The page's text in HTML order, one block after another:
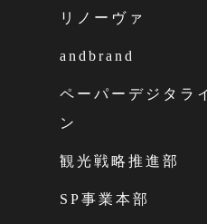
リノーヴァ
andbrand
ペーパーデジタラ
ン
観光戦略推進部
SP事業本部